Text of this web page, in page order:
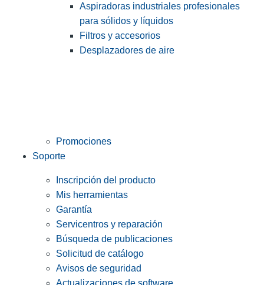
Aspiradoras industriales profesionales
para sólidos y líquidos
Filtros y accesorios
Desplazadores de aire
Promociones
Soporte
Inscripción del producto
Mis herramientas
Garantía
Servicentros y reparación
Búsqueda de publicaciones
Solicitud de catálogo
Avisos de seguridad